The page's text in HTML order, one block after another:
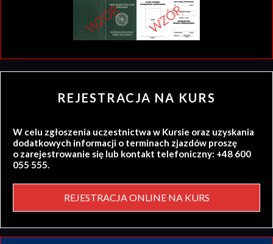
REJESTRACJA NA KURS
W celu zgłoszenia uczestnictwa w Kursie oraz uzyskania
dodatkowych informacji o terminach zjazdów proszę
o zarejestrowanie się lub kontakt telefoniczny: +48 600
055 555.
REJESTRACJA ONLINE NA KURS